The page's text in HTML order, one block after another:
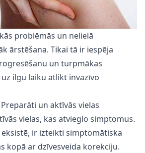
problēmās un nelielā
ārstēšana. Tikai tā ir iespēja
un turpmākas
ilgu laiku atlikt invazīvo
un aktīvās vielas
vielas, kas atvieglo simptomus.
ir izteikti simptomātiska
kopā ar dzīvesveida korekciju.